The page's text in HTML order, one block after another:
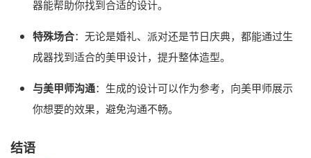
器能帮助你找到合适的设计。
特殊场合：无论是婚礼、派对还是节日庆典，都能通过生
成器找到适合的美甲设计，提升整体造型。
与美甲师沟通：生成的设计可以作为参考，向美甲师展示
你想要的效果，避免沟通不畅。
结语